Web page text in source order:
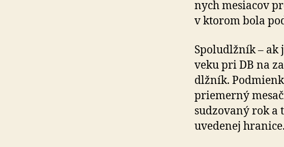
nych mesiacov
v ktorom bola
Spoludlžník –
veku pri DB na
dlžník.
prie­merný
su­dzo­vaný rok a
uve­de­nej hranice.